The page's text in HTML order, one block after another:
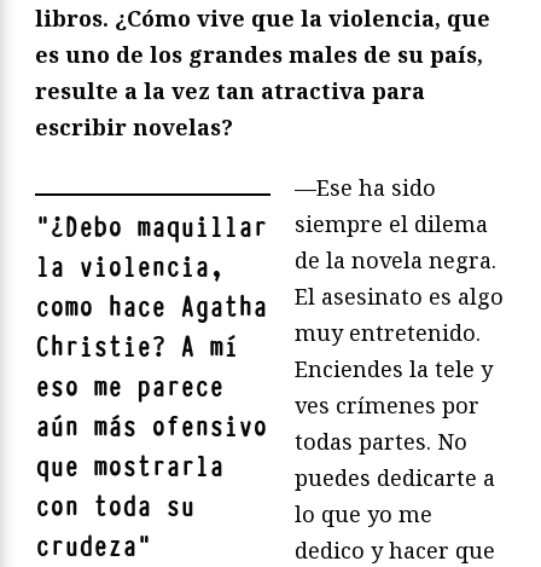
libros. ¿Cómo vive que la violencia, que
es uno de los grandes males de su país,
resulte a la vez tan atractiva para
escribir novelas?
"¿Debo maquillar
la violencia,
como hace Agatha
Christie? A mí
eso me parece
aún más ofensivo
que mostrarla
con toda su
crudeza"
—Ese ha sido
siempre el dilema
de la novela negra.
El asesinato es algo
muy entretenido.
Enciendes la tele y
ves crímenes por
todas partes. No
puedes dedicarte a
lo que yo me
dedico y hacer que